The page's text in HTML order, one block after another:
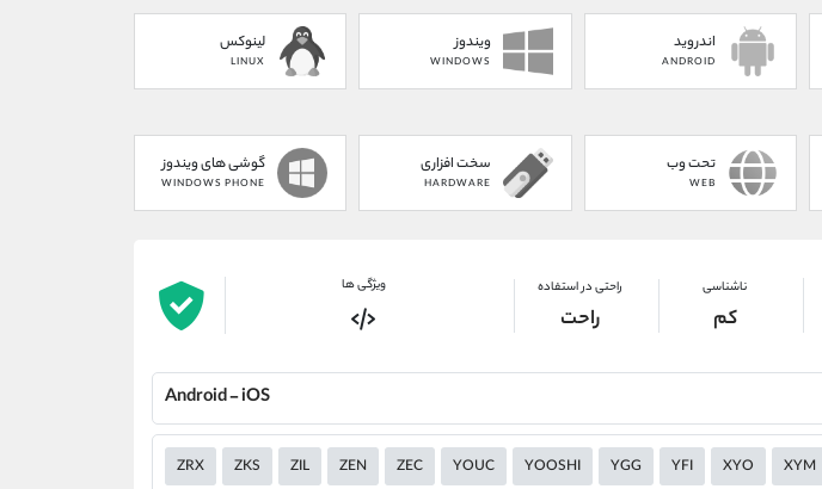
اندروید
ANDROID
ویندوز
WINDOWS
لینوکس
LINUX
تحت وب
WEB
سخت افزاری
HARDWARE
گوشی های ویندوز
WINDOWS PHONE
ناشناسی
کم
راحتی در استفاده
راحت
ویژگی ها
Android - iOS
ZRX ZKS ZIL ZEN ZEC YOUC YOOSHI YGG YFI XYO XYM